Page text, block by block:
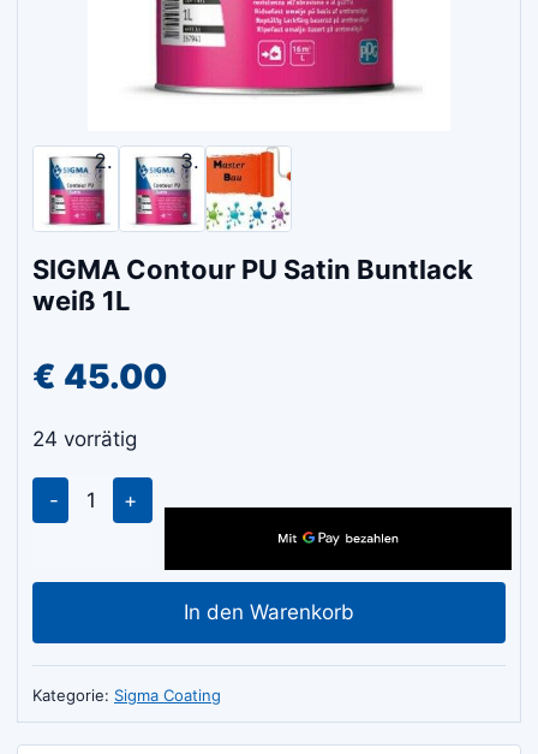
SIGMA Contour PU Satin Buntlack
weiß 1L
€ 45.00
24 vorrätig
SIGMA
Contour
Satin
1L
Menge
In den Warenkorb
Kategorie: Sigma Coating